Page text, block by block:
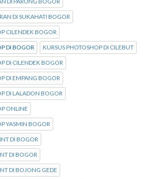
DI SUKAHATI BOGOR
CILENDEK BOGOR
DI BOGOR KURSUS PHOTOSHOP DI CILEBUT
DI CILENDEK BOGOR
DI EMPANG BOGOR
DI LALADON BOGOR
ONLINE
YASMIN BOGOR
DI BOGOR
DI BOGOR
DI BOJONG GEDE